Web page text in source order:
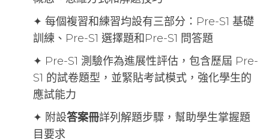
✦ 每個複習和練習均設有三部分：Pre-S1 基礎
訓練、Pre-S1 選擇題和Pre-S1 問答題
✦ Pre-S1 測驗作為進展性評估，包含歷屆 Pre-
S1 的試卷題型，並緊貼考試模式，強化學生的
應試能力
✦ 附設答案冊詳列解題步驟，幫助學生掌握題
目要求